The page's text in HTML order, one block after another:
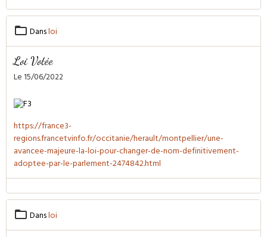
Dansloi
Loi Votée
Le 15/06/2022
https://france3-
regions.francetvinfo.fr/occitanie/herault/montpellier/une-
avancee-majeure-la-loi-pour-changer-de-nom-definitivement-
adoptee-par-le-parlement-2474842.html
Dansloi